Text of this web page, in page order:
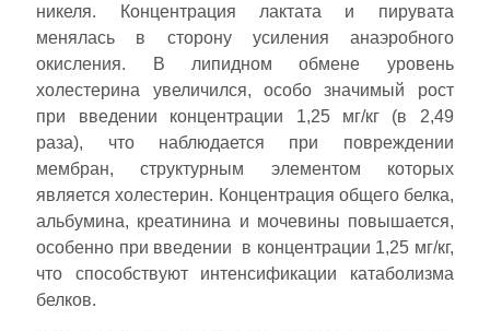
никеля. Концентрация лактата и пирувата
менялась в сторону усиления анаэробного
окисления. В липидном обмене уровень
холестерина увеличился, особо значимый рост
при введении концентрации 1,25 мг/кг (в 2,49
раза), что наблюдается при повреждении
мембран, структурным элементом которых
является холестерин. Концентрация общего белка,
альбумина, креатинина и мочевины повышается,
особенно при введении в концентрации 1,25 мг/кг,
что способствуют интенсификации катаболизма
белков.